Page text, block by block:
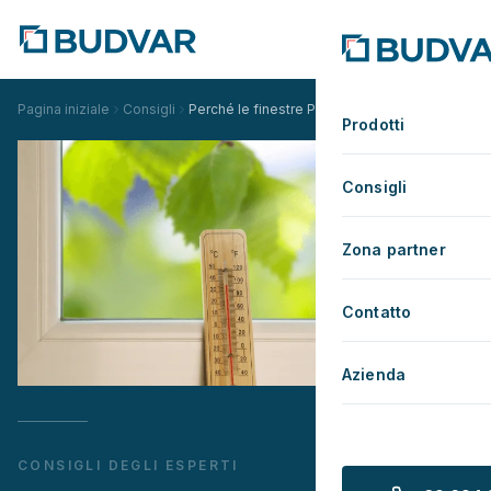
Prodotti
Consigli
Zona partner
Contatto
Azienda
Pagina iniziale Consigli Perché le finestre PVC di classe S sono le
CONSIGLI DEGLI ESPERTI